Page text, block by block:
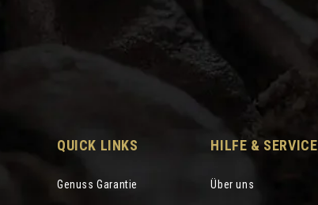
QUICK LINKS
Genuss Garantie
HILFE & SERVICE
Über uns